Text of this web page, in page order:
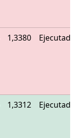
1,3380 Ejecutado
1,3312 Ejecutado